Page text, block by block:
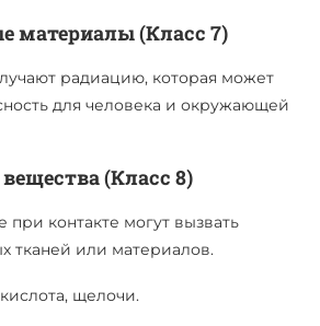
материалы (Класс 7)
радиацию, которая может
для человека и окружающей
(Класс 8)
при контакте могут вызвать
тканей или материалов.
щелочи.